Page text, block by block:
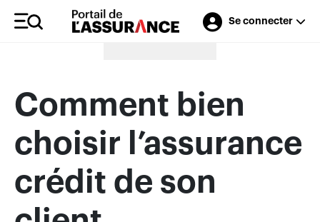
Se connecter
Merci à nos annonceurs
Comment bien
choisir l’assurance
crédit de son